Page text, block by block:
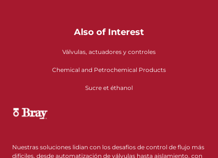
Also of Interest
Válvulas, actuadores y controles
Chemical and Petrochemical Products
Sucre et éthanol
Nuestras soluciones lidian con los desafíos de control de flujo más
difíciles, desde automatización de válvulas hasta aislamiento, con